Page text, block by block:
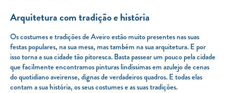
Arquitetura com tradição e história
Os costumes e tradições de Aveiro estão muito presentes nas suas
festas populares, na sua mesa, mas também na sua arquitetura. E por
isso torna a sua cidade tão pitoresca. Basta passear um pouco pela cidade
que facilmente encontramos pinturas lindíssimas em azulejo de cenas
do quotidiano aveirense, dignas de verdadeiros quadros. E todas elas
contam a sua história, os seus costumes e as suas tradições.